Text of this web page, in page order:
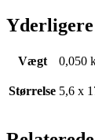
Vægt 0,050
Størrelse 5,6 x